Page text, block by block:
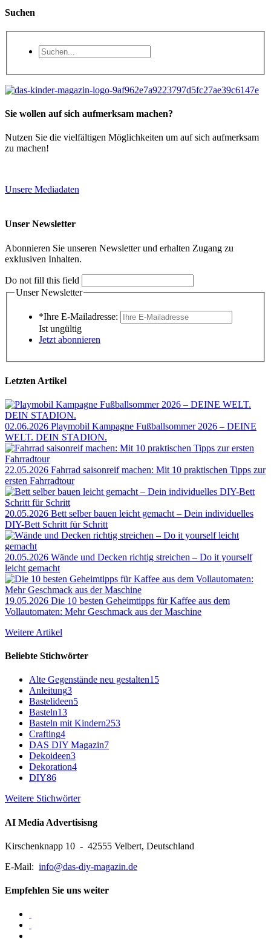
Suchen
Sie wollen auf sich aufmerksam machen?
Nutzen Sie die vielfältigen Möglichkeiten um auf sich aufmerksam
zu machen!
Unsere Mediadaten
Unser Newsletter
Abonnieren Sie unseren Newsletter und erhalten Zugang zu
exklusiven Inhalten.
Do not fill this field
Unser Newsletter
*Ihre E-Mailadresse:
Ist ungültig
Jetzt abonnieren
Letzten Artikel
02.06.2026 Playmobil Kampagne Fußballsommer 2026 – DEINE
WELT. DEIN STADION.
22.05.2026 Fahrrad saisonreif machen: Mit 10 praktischen Tipps zur
ersten Fahrradtour
20.05.2026 Bett selber bauen leicht gemacht – Dein individuelles
DIY-Bett Schritt für Schritt
20.05.2026 Wände und Decken richtig streichen – Do it yourself
leicht gemacht
19.05.2026 Die 10 besten Geheimtipps für Kaffee aus dem
Vollautomaten: Mehr Geschmack aus der Maschine
Weitere Artikel
Beliebte Stichwörter
Alte Gegenstände neu gestalten15
Anleitung3
Bastelideen5
Basteln13
Basteln mit Kindern253
Crafting4
DAS DIY Magazin7
Dekoideen3
Dekoration4
DIY86
Weitere Stichwörter
AI Media Advertisisng
Kirschenknapp 10 - 42555 Velbert, Deutschland
E-Mail: info@das-diy-magazin.de
Empfehlen Sie uns weiter